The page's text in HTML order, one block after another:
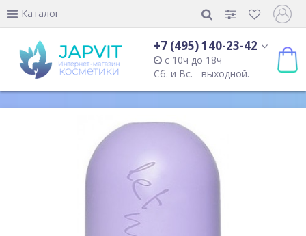
Каталог
+7 (495) 140-23-42
с 10ч до 18ч
Сб. и Вс. - выходной.